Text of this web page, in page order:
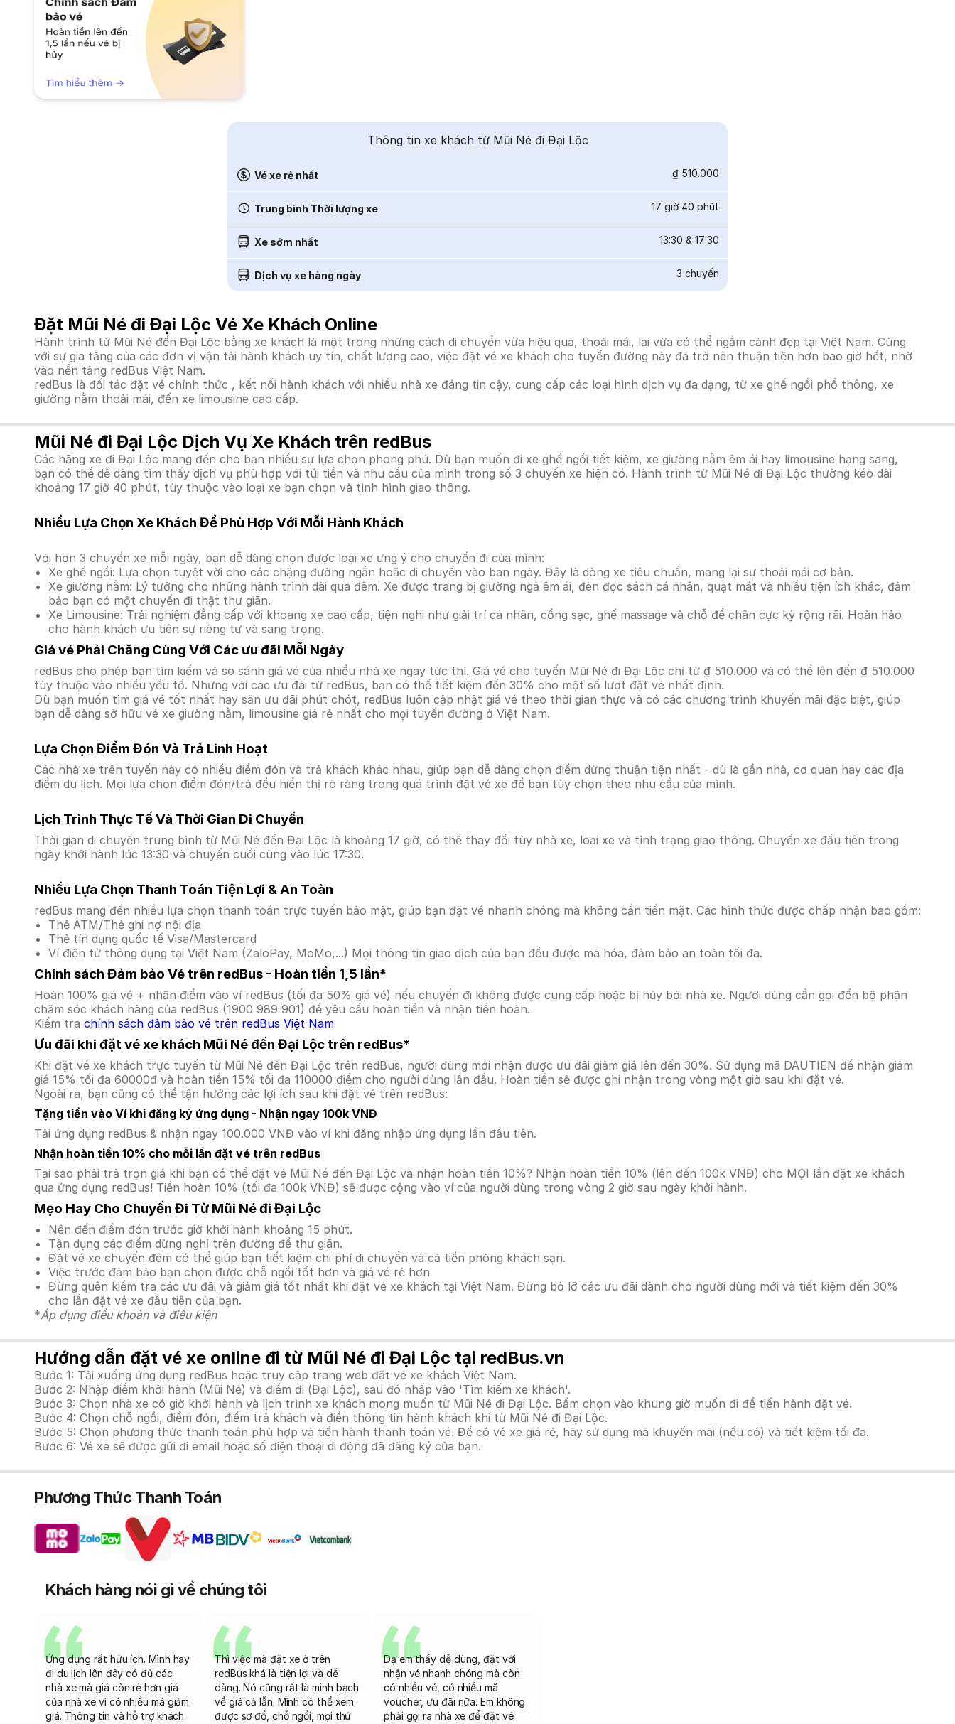
Thông tin xe khách từ Mũi Né đi Đại Lộc
Vé xe rẻ nhất ₫ 510.000
Trung bình Thời lượng xe 17 giờ 40 phút
Xe sớm nhất 13:30 & 17:30
Dịch vụ xe hàng ngày 3 chuyến
Đặt Mũi Né đi Đại Lộc Vé Xe Khách Online
Hành trình từ Mũi Né đến Đại Lộc bằng xe khách là một trong những cách di chuyển vừa hiệu quả, thoải mái, lại vừa có thể ngắm cảnh đẹp tại Việt Nam. Cùng
với sự gia tăng của các đơn vị vận tải hành khách uy tín, chất lượng cao, việc đặt vé xe khách cho tuyến đường này đã trở nên thuận tiện hơn bao giờ hết, nhờ
vào nền tảng redBus Việt Nam.
redBus là đối tác đặt vé chính thức , kết nối hành khách với nhiều nhà xe đáng tin cậy, cung cấp các loại hình dịch vụ đa dạng, từ xe ghế ngồi phổ thông, xe
giường nằm thoải mái, đến xe limousine cao cấp.
Mũi Né đi Đại Lộc Dịch Vụ Xe Khách trên redBus
Các hãng xe đi Đại Lộc mang đến cho bạn nhiều sự lựa chọn phong phú. Dù bạn muốn đi xe ghế ngồi tiết kiệm, xe giường nằm êm ái hay limousine hạng sang,
bạn có thể dễ dàng tìm thấy dịch vụ phù hợp với túi tiền và nhu cầu của mình trong số 3 chuyến xe hiện có. Hành trình từ Mũi Né đi Đại Lộc thường kéo dài
khoảng 17 giờ 40 phút, tùy thuộc vào loại xe bạn chọn và tình hình giao thông.
Nhiều Lựa Chọn Xe Khách Để Phù Hợp Với Mỗi Hành Khách
Với hơn 3 chuyến xe mỗi ngày, bạn dễ dàng chọn được loại xe ưng ý cho chuyến đi của mình:
Xe ghế ngồi: Lựa chọn tuyệt vời cho các chặng đường ngắn hoặc di chuyển vào ban ngày. Đây là dòng xe tiêu chuẩn, mang lại sự thoải mái cơ bản.
Xe giường nằm: Lý tưởng cho những hành trình dài qua đêm. Xe được trang bị giường ngả êm ái, đèn đọc sách cá nhân, quạt mát và nhiều tiện ích khác, đảm
bảo bạn có một chuyến đi thật thư giãn.
Xe Limousine: Trải nghiệm đẳng cấp với khoang xe cao cấp, tiện nghi như giải trí cá nhân, cổng sạc, ghế massage và chỗ để chân cực kỳ rộng rãi. Hoàn hảo
cho hành khách ưu tiên sự riêng tư và sang trọng.
Giá vé Phải Chăng Cùng Với Các ưu đãi Mỗi Ngày
redBus cho phép bạn tìm kiếm và so sánh giá vé của nhiều nhà xe ngay tức thì. Giá vé cho tuyến Mũi Né đi Đại Lộc chỉ từ ₫ 510.000 và có thể lên đến ₫ 510.000
tùy thuộc vào nhiều yếu tố. Nhưng với các ưu đãi từ redBus, bạn có thể tiết kiệm đến 30% cho một số lượt đặt vé nhất định.
Dù bạn muốn tìm giá vé tốt nhất hay săn ưu đãi phút chót, redBus luôn cập nhật giá vé theo thời gian thực và có các chương trình khuyến mãi đặc biệt, giúp
bạn dễ dàng sở hữu vé xe giường nằm, limousine giá rẻ nhất cho mọi tuyến đường ở Việt Nam.
Lựa Chọn Điểm Đón Và Trả Linh Hoạt
Các nhà xe trên tuyến này có nhiều điểm đón và trả khách khác nhau, giúp bạn dễ dàng chọn điểm dừng thuận tiện nhất - dù là gần nhà, cơ quan hay các địa
điểm du lịch. Mọi lựa chọn điểm đón/trả đều hiển thị rõ ràng trong quá trình đặt vé xe để bạn tùy chọn theo nhu cầu của mình.
Lịch Trình Thực Tế Và Thời Gian Di Chuyển
Thời gian di chuyển trung bình từ Mũi Né đến Đại Lộc là khoảng 17 giờ, có thể thay đổi tùy nhà xe, loại xe và tình trạng giao thông. Chuyến xe đầu tiên trong
ngày khởi hành lúc 13:30 và chuyến cuối cùng vào lúc 17:30.
Nhiều Lựa Chọn Thanh Toán Tiện Lợi & An Toàn
redBus mang đến nhiều lựa chọn thanh toán trực tuyến bảo mật, giúp bạn đặt vé nhanh chóng mà không cần tiền mặt. Các hình thức được chấp nhận bao gồm:
Thẻ ATM/Thẻ ghi nợ nội địa
Thẻ tín dụng quốc tế Visa/Mastercard
Ví điện tử thông dụng tại Việt Nam (ZaloPay, MoMo,...) Mọi thông tin giao dịch của bạn đều được mã hóa, đảm bảo an toàn tối đa.
Chính sách Đảm bảo Vé trên redBus - Hoàn tiền 1,5 lần*
Hoàn 100% giá vé + nhận điểm vào ví redBus (tối đa 50% giá vé) nếu chuyến đi không được cung cấp hoặc bị hủy bởi nhà xe. Người dùng cần gọi đến bộ phận
chăm sóc khách hàng của redBus (1900 989 901) để yêu cầu hoàn tiền và nhận tiền hoàn.
Kiểm tra chính sách đảm bảo vé trên redBus Việt Nam
Ưu đãi khi đặt vé xe khách Mũi Né đến Đại Lộc trên redBus*
Khi đặt vé xe khách trực tuyến từ Mũi Né đến Đại Lộc trên redBus, người dùng mới nhận được ưu đãi giảm giá lên đến 30%. Sử dụng mã DAUTIEN để nhận giảm
giá 15% tối đa 60000đ và hoàn tiền 15% tối đa 110000 điểm cho người dùng lần đầu. Hoàn tiền sẽ được ghi nhận trong vòng một giờ sau khi đặt vé.
Ngoài ra, bạn cũng có thể tận hưởng các lợi ích sau khi đặt vé trên redBus:
Tặng tiền vào Ví khi đăng ký ứng dụng - Nhận ngay 100k VNĐ
Tải ứng dụng redBus & nhận ngay 100.000 VNĐ vào ví khi đăng nhập ứng dụng lần đầu tiên.
Nhận hoàn tiền 10% cho mỗi lần đặt vé trên redBus
Tại sao phải trả trọn giá khi bạn có thể đặt vé Mũi Né đến Đại Lộc và nhận hoàn tiền 10%? Nhận hoàn tiền 10% (lên đến 100k VNĐ) cho MỌI lần đặt xe khách
qua ứng dụng redBus! Tiền hoàn 10% (tối đa 100k VNĐ) sẽ được cộng vào ví của người dùng trong vòng 2 giờ sau ngày khởi hành.
Mẹo Hay Cho Chuyến Đi Từ Mũi Né đi Đại Lộc
Nên đến điểm đón trước giờ khởi hành khoảng 15 phút.
Tận dụng các điểm dừng nghỉ trên đường để thư giãn.
Đặt vé xe chuyến đêm có thể giúp bạn tiết kiệm chi phí di chuyển và cả tiền phòng khách sạn.
Việc trước đảm bảo bạn chọn được chỗ ngồi tốt hơn và giá vé rẻ hơn
Đừng quên kiểm tra các ưu đãi và giảm giá tốt nhất khi đặt vé xe khách tại Việt Nam. Đừng bỏ lỡ các ưu đãi dành cho người dùng mới và tiết kiệm đến 30%
cho lần đặt vé xe đầu tiên của bạn.
*Áp dụng điều khoản và điều kiện
Hướng dẫn đặt vé xe online đi từ Mũi Né đi Đại Lộc tại redBus.vn
Bước 1: Tải xuống ứng dụng redBus hoặc truy cập trang web đặt vé xe khách Việt Nam.
Bước 2: Nhập điểm khởi hành (Mũi Né) và điểm đi (Đại Lộc), sau đó nhấp vào 'Tìm kiếm xe khách'.
Bước 3: Chọn nhà xe có giờ khởi hành và lịch trình xe khách mong muốn từ Mũi Né đi Đại Lộc. Bấm chọn vào khung giờ muốn đi để tiến hành đặt vé.
Bước 4: Chọn chỗ ngồi, điểm đón, điểm trả khách và điền thông tin hành khách khi từ Mũi Né đi Đại Lộc.
Bước 5: Chọn phương thức thanh toán phù hợp và tiến hành thanh toán vé. Để có vé xe giá rẻ, hãy sử dụng mã khuyến mãi (nếu có) và tiết kiệm tối đa.
Bước 6: Vé xe sẽ được gửi đi email hoặc số điện thoại di động đã đăng ký của bạn.
Phương Thức Thanh Toán
Khách hàng nói gì về chúng tôi
Ứng dụng rất hữu ích. Mình hay
đi du lịch lên đây có đủ các
nhà xe mà giá còn rẻ hơn giá
của nhà xe vì có nhiều mã giảm
giá. Thông tin và hỗ trợ khách
Thì việc mà đặt xe ở trên
redBus khá là tiện lợi và dễ
dàng. Nó cũng rất là minh bạch
về giá cả lẫn. Mình có thể xem
được sơ đồ, chỗ ngồi, mọi thứ
Dạ em thấy dễ dùng, đặt với
nhận vé nhanh chóng mà còn
có nhiều vé, có nhiều mã
voucher, ưu đãi nữa. Em không
phải gọi ra nhà xe để đặt vé